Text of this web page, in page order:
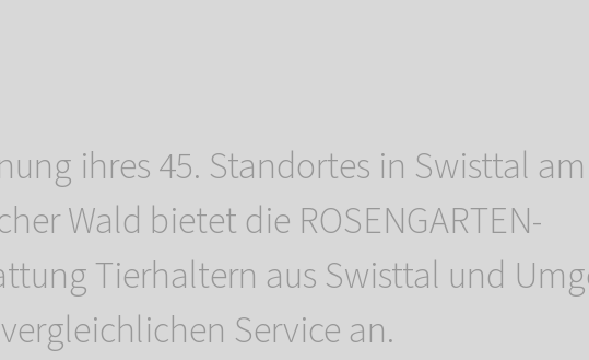
ihres 45. Standortes in Swisttal am
Wald bietet die ROSENGARTEN-
Tierhaltern aus Swisttal und
Service an.